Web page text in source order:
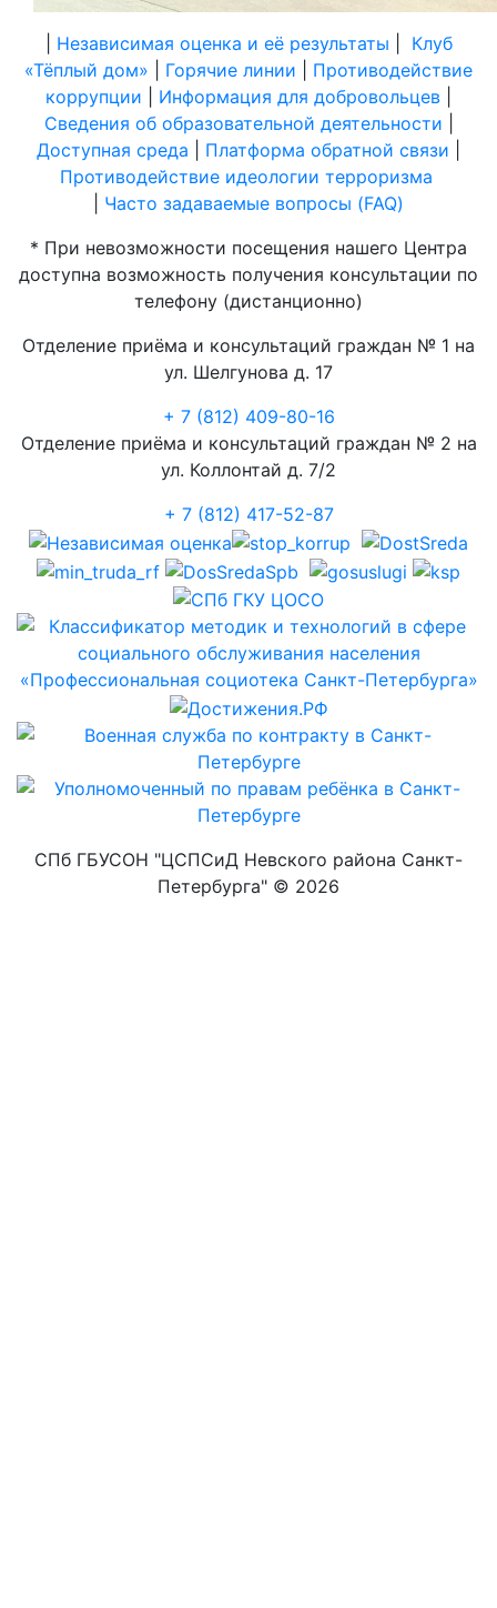
Независимая оценка и её результаты
Клуб
«Тёплый дом»
Горячие линии
Противодействие
коррупции
Информация для добровольцев
Сведения об образовательной деятельности
Доступная среда
Платформа обратной связи
Противодействие идеологии терроризма
Часто задаваемые вопросы (FAQ)
* При невозможности посещения нашего Центра
доступна возможность получения консультации по
телефону (дистанционно)
Отделение приёма и консультаций граждан № 1 на
ул. Шелгунова д. 17
+ 7 (812) 409-80-16
Отделение приёма и консультаций граждан № 2 на
ул. Коллонтай д. 7/2
+ 7 (812) 417-52-87
СПб ГБУСОН "ЦСПСиД Невского района Санкт-
Петербурга" © 2026